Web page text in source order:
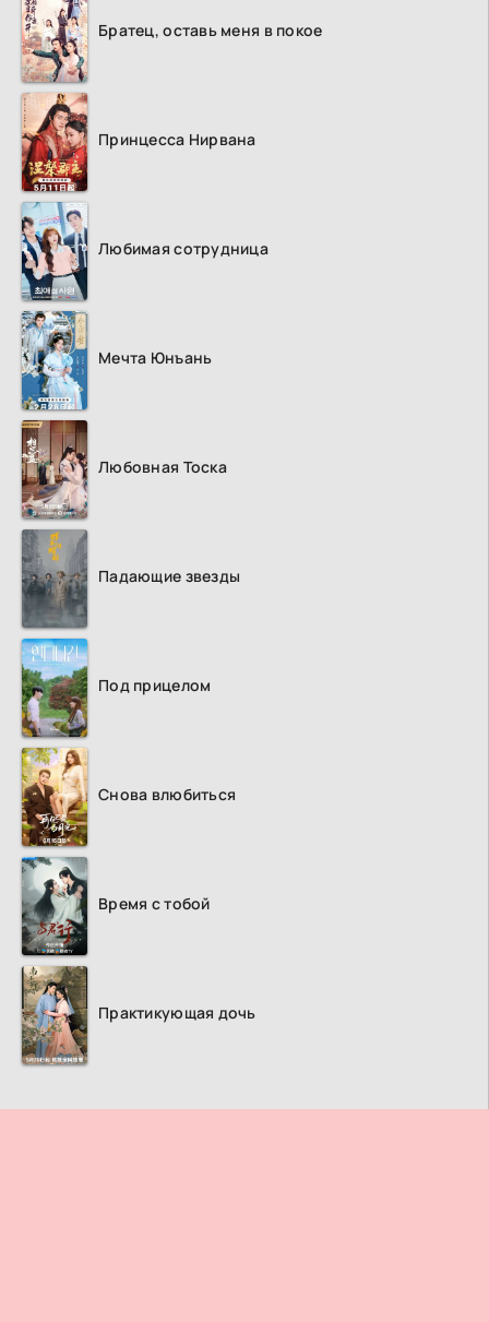
Братец, оставь меня в покое
Принцесса Нирвана
Любимая сотрудница
Мечта Юнъань
Любовная Тоска
Падающие звезды
Под прицелом
Снова влюбиться
Время с тобой
Практикующая дочь